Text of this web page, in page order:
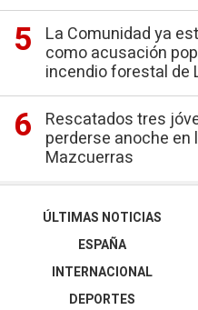
La Comunidad ya
como acusación
incendio forestal de
Rescatados tres
perderse anoche en
Mazcuerras
ÚLTIMAS NOTICIAS
ESPAÑA
INTERNACIONAL
DEPORTES